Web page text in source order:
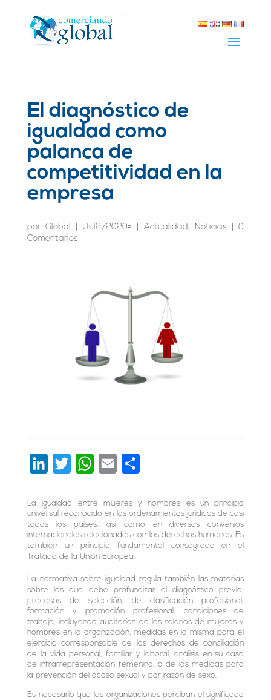
El diagnóstico de
igualdad como
palanca de
competitividad en la
empresa
por Global Jul272020= Actualidad, Noticias |0
Comentarios
n
k
e
I
n
i
t
t
r
W
a
t
s
p
p
a
l
m
p
a
t
i
r
La igualdad entre mujeres y hombres es un principio
universal reconocido en los ordenamientos jurídicos de casi
todos los países, así como en diversos convenios
internacionales relacionados con los derechos humanos. Es
también un principio fundamental consagrado en el
Tratado de la Unión Europea.
La normativa sobre igualdad regula también las materias
sobre las que debe profundizar el diagnóstico previo:
procesos de selección, de clasificación profesional,
formación y promoción profesional, condiciones de
trabajo, incluyendo auditorías de los salarios de mujeres y
hombres en la organización, medidas en la misma para el
ejercicio corresponsable de los derechos de conciliación
de la vida personal, familiar y laboral, análisis en su caso
de infrarrepresentación femenina, o de las medidas para
la prevención del acoso sexual y por razón de sexo.
Es necesario que las organizaciones perciban el significado